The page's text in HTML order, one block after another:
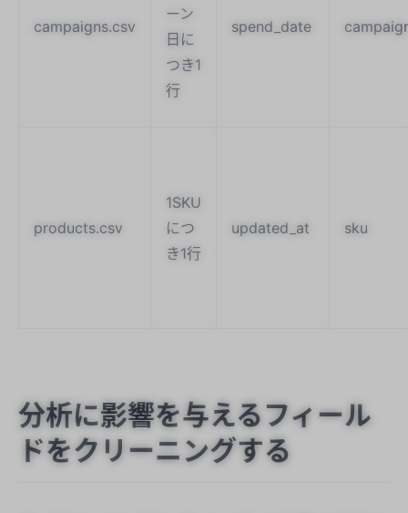
campaigns.csv
ーン
日に
つき1
行
spend_date
products.csv
1SKU
につ
き1行
updated_at sku
分析に影響を与えるフィール
ドをクリーニングする